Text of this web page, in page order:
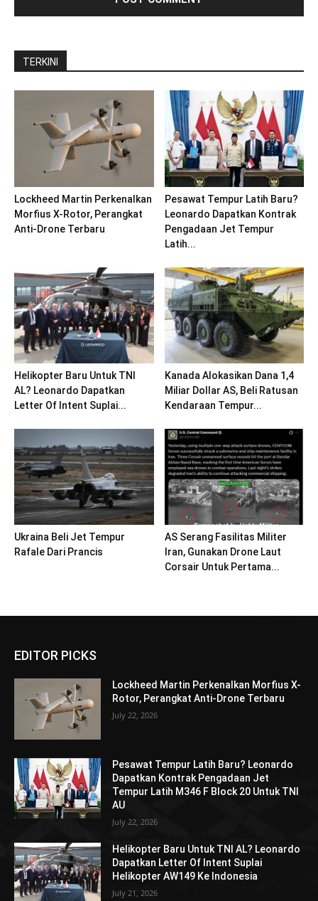
TERKINI
Lockheed Martin Perkenalkan
Morfius X-Rotor, Perangkat
Anti-Drone Terbaru
Pesawat Tempur Latih Baru?
Leonardo Dapatkan Kontrak
Pengadaan Jet Tempur
Latih...
Helikopter Baru Untuk TNI
AL? Leonardo Dapatkan
Letter Of Intent Suplai...
Kanada Alokasikan Dana 1,4
Miliar Dollar AS, Beli Ratusan
Kendaraan Tempur...
Ukraina Beli Jet Tempur
Rafale Dari Prancis
AS Serang Fasilitas Militer
Iran, Gunakan Drone Laut
Corsair Untuk Pertama...
EDITOR PICKS
Lockheed Martin Perkenalkan Morfius X-
Rotor, Perangkat Anti-Drone Terbaru
July 22, 2026
Pesawat Tempur Latih Baru? Leonardo
Dapatkan Kontrak Pengadaan Jet
Tempur Latih M346 F Block 20 Untuk TNI
AU
July 22, 2026
Helikopter Baru Untuk TNI AL? Leonardo
Dapatkan Letter Of Intent Suplai
Helikopter AW149 Ke Indonesia
July 21, 2026